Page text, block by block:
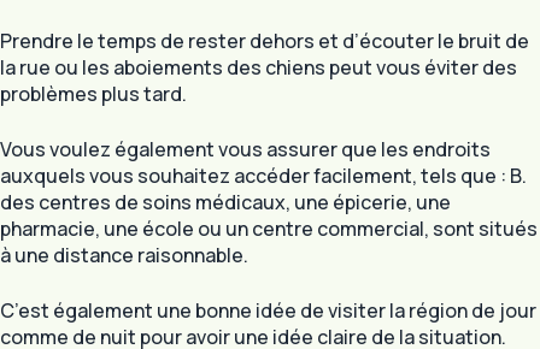
Prendre le temps de rester dehors et d’écouter le bruit de
la rue ou les aboiements des chiens peut vous éviter des
problèmes plus tard.
Vous voulez également vous assurer que les endroits
auxquels vous souhaitez accéder facilement, tels que : B.
des centres de soins médicaux, une épicerie, une
pharmacie, une école ou un centre commercial, sont situés
à une distance raisonnable.
C’est également une bonne idée de visiter la région de jour
comme de nuit pour avoir une idée claire de la situation.